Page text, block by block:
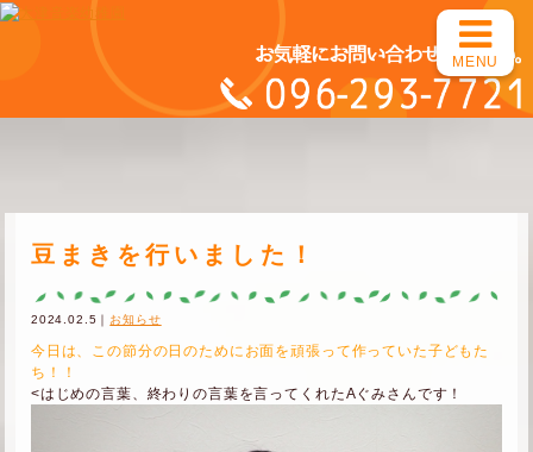
豆まきを行いました！
2024.02.5｜ お知らせ
今日は、この節分の日のためにお面を頑張って作っていた子どもた
ち！！
<はじめの言葉、終わりの言葉を言ってくれたAぐみさんです！
MENU